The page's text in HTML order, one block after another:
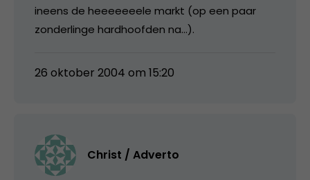
ineens de heeeeeeele markt (op een paar
zonderlinge hardhoofden na…).
26 oktober 2004 om 15:20
Christ / Adverto